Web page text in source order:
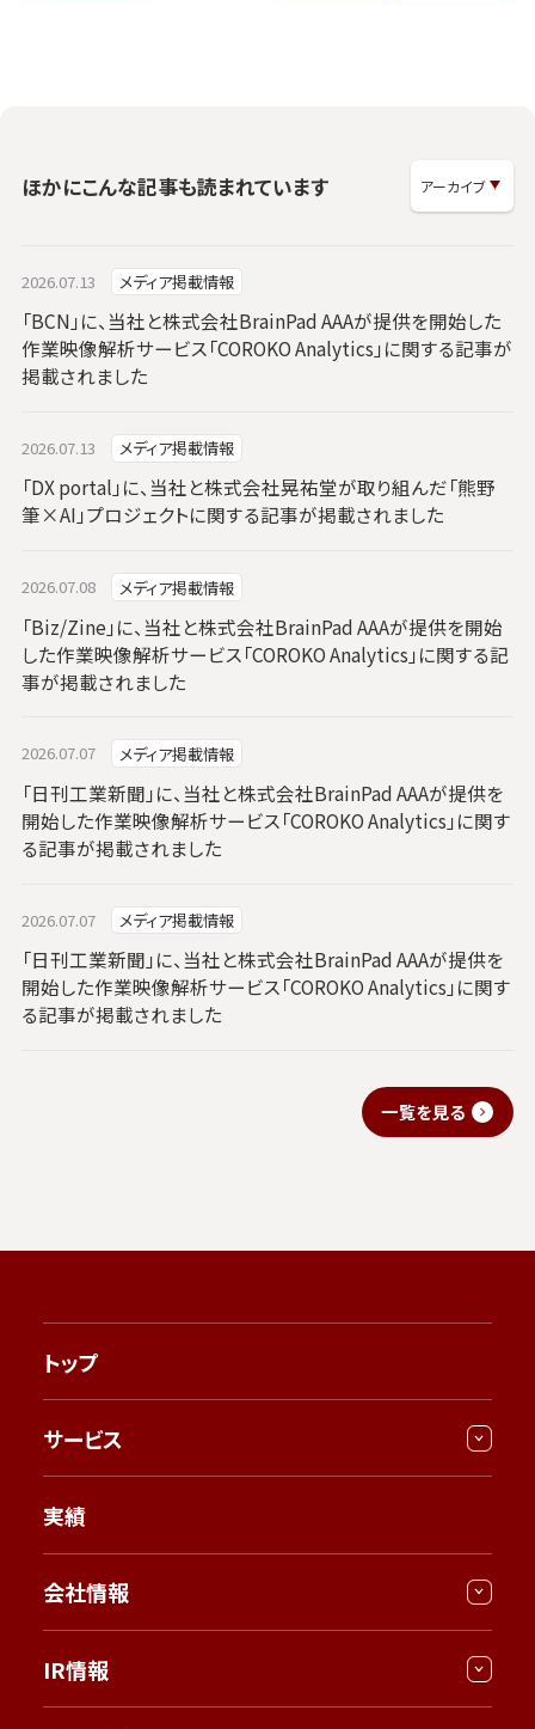
ほかにこんな記事も読まれています
2026.07.13 メディア掲載情報
「BCN」に、当社と株式会社BrainPad AAAが提供を開始した
作業映像解析サービス「COROKO Analytics」に関する記事が
掲載されました
2026.07.13 メディア掲載情報
「DX portal」に、当社と株式会社晃祐堂が取り組んだ「熊野
筆×AI」プロジェクトに関する記事が掲載されました
2026.07.08 メディア掲載情報
「Biz/Zine」に、当社と株式会社BrainPad AAAが提供を開始
した作業映像解析サービス「COROKO Analytics」に関する記
事が掲載されました
2026.07.07 メディア掲載情報
「日刊工業新聞」に、当社と株式会社BrainPad AAAが提供を
開始した作業映像解析サービス「COROKO Analytics」に関す
る記事が掲載されました
2026.07.07 メディア掲載情報
「日刊工業新聞」に、当社と株式会社BrainPad AAAが提供を
開始した作業映像解析サービス「COROKO Analytics」に関す
る記事が掲載されました
一覧を見る
トップ
サービス
実績
会社情報
IR情報